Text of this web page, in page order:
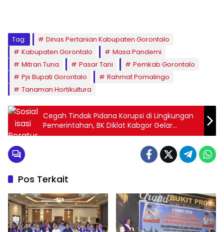
Tag:
Dinas Pertanian Kabupaten Gorontalo
Kabupaten Gorontalo
Masa Pandemi
Mitran Tuna
Pasar Tani
Pemkab Gorontalo
Pjs Bupati Gorontalo
Rahmat Pomalingo
Tanaman Hortikultura
Cegah Tindak Pidana Korupsi di Lingkungan
Pemerintahan, BK Diklat Kabgor Gelar
Sosialisasi
Pos Terkait